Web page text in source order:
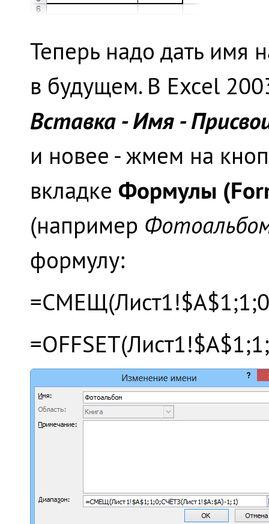
Теперь надо дать имя
в будущем. В Excel
Вставка - Имя -
и новее - жмем на
вкладке Формулы
(например
формулу: